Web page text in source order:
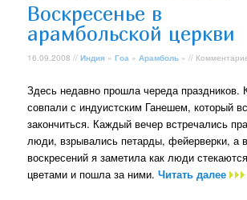
Воскресенье в
арамбольской церкви
16.09.2008 //Индия »Гоа »Арамболь » //
Здесь недавно прошла череда праздников.
совпали с индуистским Ганешем, который
закончиться. Каждый вечер встречались
люди, взрывались петарды, фейерверки, а
воскресений я заметила как люди
цветами и пошла за ними.Читать далее